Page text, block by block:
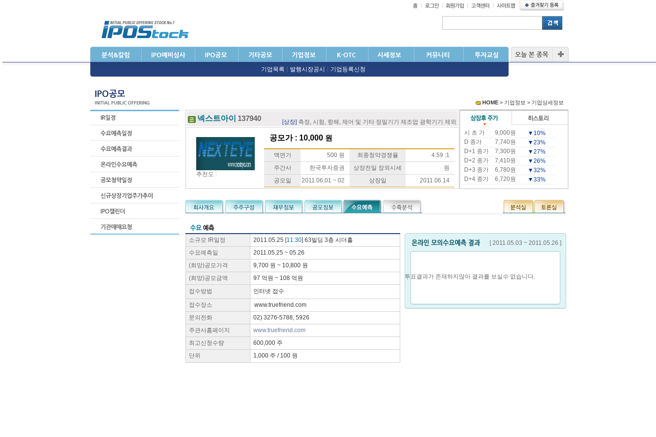
기업목록 발행시장공시 기업등록신청
HOME> 기업정보 > 기업상세정보
넥스트아이 137940 [상장] 측정, 시험, 항해, 제어 및 기타 정밀기기 제조업 광학기기 제외
추천도 :
공모가 : 10,000 원
액면가 500 원 최종청약경쟁율
4.59 :1
주간사
한국투자증권 상장전일 장외시세
원
공모일
2011.06.01 ~ 02 상장일 2011.06.14
시 초 가 9,000원
▼10%
D 종가
7,740원
▼23%
D+1 종가
7,300원
▼27%
D+2 종가
7,410원
▼26%
D+3 종가
6,780원
▼32%
D+4 종가
6,720원
▼33%
D+5 종가
6,810원
▼32%
6,370원
▼36%
D+60 종가 6,590원
가
소규모 IR일정
2011.05.25 [11:30] 63빌딩 3층 시더홀
수요예측일
2011.05.25 ~ 05.26
(희망)공모가격
9,700 원 ~ 10,800 원
(희망)공모금액
97 억원 ~ 108 억원
접수방법
인터넷 접수
접수장소
www.truefriend.com
문의전화
02) 3276-5788, 5926
주관사홈페이지
www.truefriend.com
최고신청수량
600,000 주
단위
1,000 주 / 100 원
[ 2011.05.03 ~ 2011.05.26 ]
투표결과가 존재하지않아 결과를 보실수 없습니다.